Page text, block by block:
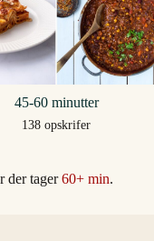
45-60 minutter
138 opskrifer
der tager60+ min.